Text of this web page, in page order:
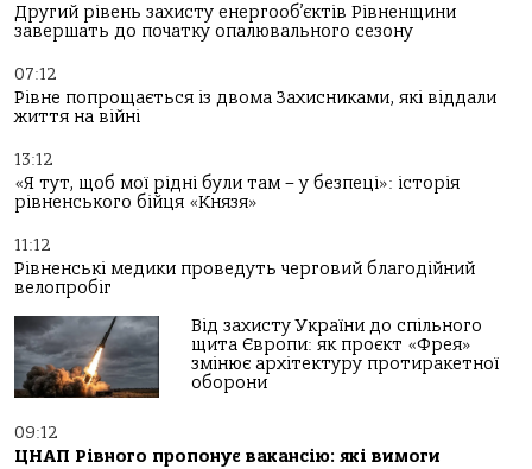
Другий рівень захисту енергооб’єктів Рівненщини
завершать до початку опалювального сезону
07:12
Рівне попрощається із двома Захисниками, які віддали
життя на війні
13:12
«Я тут, щоб мої рідні були там – у безпеці»: історія
рівненського бійця «Князя»
11:12
Рівненські медики проведуть черговий благодійний
велопробіг
Від захисту України до спільного
щита Європи: як проєкт «Фрея»
змінює архітектуру протиракетної
оборони
09:12
ЦНАП Рівного пропонує вакансію: які вимоги